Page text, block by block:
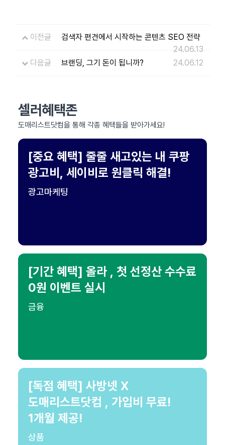
이전글
검색자 편견에서 시작하는 콘텐츠 SEO 전략
24.06.13
다음글
브랜딩, 그기 돈이 됩니까? 24.06.12
셀러혜택존
도매리스트닷컴을 통해 각종 혜택들을 받아가세요!
[중요 혜택] 줄줄 새고있는 내 쿠팡
광고비, 세이비로 원클릭 해결!
광고마케팅
[기간 혜택] 올라 , 첫 선정산 수수료
0원 이벤트 실시
금융
[독점 혜택] 사방넷 X
도매리스트닷컴 , 가입비 무료!
1개월 제공!
상품